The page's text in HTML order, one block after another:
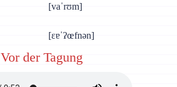
[vaˈrʊm]
[ɛɐˈʔœfnən]
Vor der Tagung